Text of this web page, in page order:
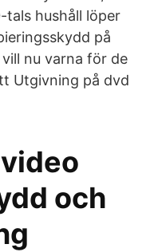
tals hushåll löper
på
nu varna för de
Utgivning på dvd
och